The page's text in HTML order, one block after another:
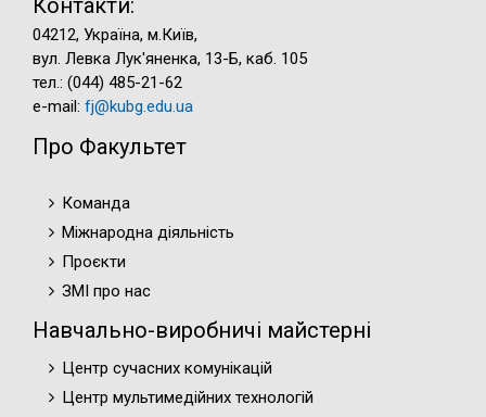
Контакти:
04212, Україна, м.Київ,
вул. Левка Лук'яненка, 13-Б, каб. 105
тел.: (044) 485-21-62
e-mail: fj@kubg.edu.ua
Про Факультет
Команда
Міжнародна діяльність
Проєкти
ЗМІ про нас
Навчально-виробничі майстерні
Центр сучасних комунікацій
Центр мультимедійних технологій